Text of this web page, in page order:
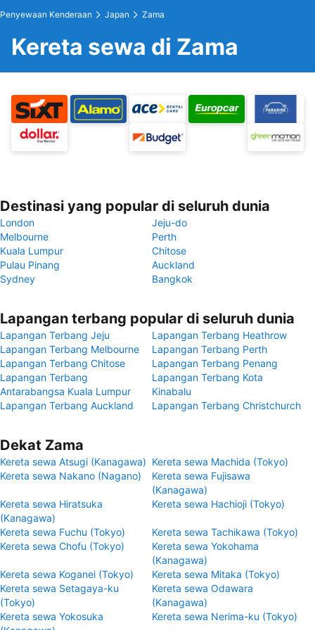
Penyewaan Kenderaan Japan Zama
Kereta sewa di Zama
Destinasi yang popular di seluruh dunia
London
Jeju-do
Melbourne
Perth
Kuala Lumpur
Chitose
Pulau Pinang
Auckland
Sydney
Bangkok
Lapangan terbang popular di seluruh dunia
Lapangan Terbang Jeju
Lapangan Terbang Heathrow
Lapangan Terbang Melbourne
Lapangan Terbang Perth
Lapangan Terbang Chitose
Lapangan Terbang Penang
Lapangan Terbang
Antarabangsa Kuala Lumpur
Lapangan Terbang Kota
Kinabalu
Lapangan Terbang Auckland
Lapangan Terbang Christchurch
Dekat Zama
Kereta sewa Atsugi (Kanagawa) Kereta sewa Machida (Tokyo)
Kereta sewa Nakano (Nagano)
Kereta sewa Fujisawa
(Kanagawa)
Kereta sewa Hiratsuka
(Kanagawa)
Kereta sewa Hachioji (Tokyo)
Kereta sewa Fuchu (Tokyo)
Kereta sewa Tachikawa (Tokyo)
Kereta sewa Chofu (Tokyo)
Kereta sewa Yokohama
(Kanagawa)
Kereta sewa Koganei (Tokyo)
Kereta sewa Mitaka (Tokyo)
Kereta sewa Setagaya-ku
(Tokyo)
Kereta sewa Odawara
(Kanagawa)
Kereta sewa Yokosuka
Kereta sewa Nerima-ku (Tokyo)